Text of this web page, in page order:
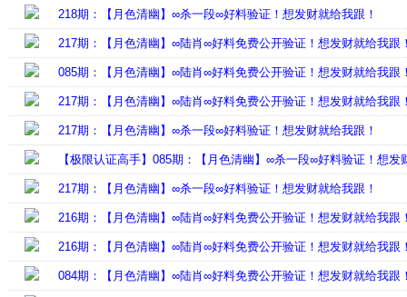
218期：【月色清幽】∞杀一段∞好料验证！想发财就给我跟！
217期：【月色清幽】∞陆肖∞好料免费公开验证！想发财就给我跟
085期：【月色清幽】∞陆肖∞好料免费公开验证！想发财就给我跟
217期：【月色清幽】∞陆肖∞好料免费公开验证！想发财就给我跟
217期：【月色清幽】∞杀一段∞好料验证！想发财就给我跟！
【极限认证高手】085期：【月色清幽】∞杀一段∞好料验证！想发
217期：【月色清幽】∞杀一段∞好料验证！想发财就给我跟！
216期：【月色清幽】∞陆肖∞好料免费公开验证！想发财就给我跟
216期：【月色清幽】∞陆肖∞好料免费公开验证！想发财就给我跟
084期：【月色清幽】∞陆肖∞好料免费公开验证！想发财就给我跟